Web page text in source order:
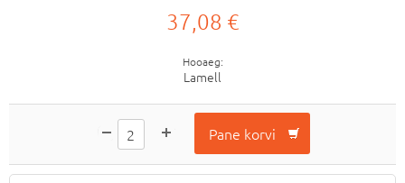
37,08 €
Hooaeg
Lamell